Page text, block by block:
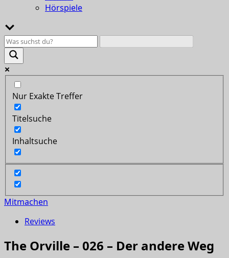
Hörspiele
Nur Exakte Treffer
Titelsuche
Inhaltsuche
Mitmachen
Reviews
The Orville – 026 – Der andere Weg